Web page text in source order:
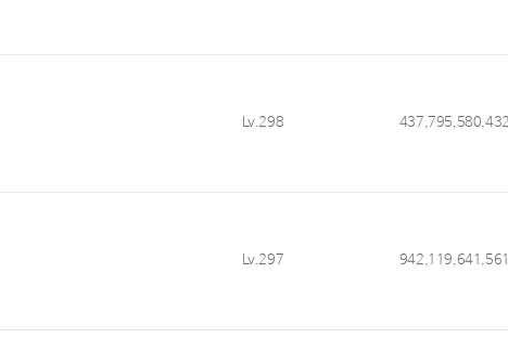
Lv.298
Lv.297